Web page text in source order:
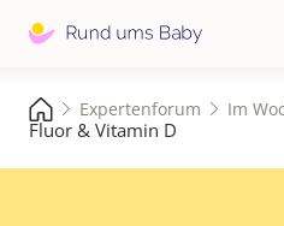
Expertenforum Im
Fluor & Vitamin D